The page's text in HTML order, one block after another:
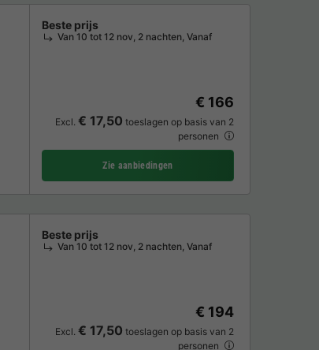
Beste prijs
Van 10 tot 12 nov, 2 nachten, Vanaf
€ 166
Excl. € 17,50 toeslagen op basis van 2
personen
Zie aanbiedingen
Beste prijs
Van 10 tot 12 nov, 2 nachten, Vanaf
€ 194
Excl. € 17,50 toeslagen op basis van 2
personen